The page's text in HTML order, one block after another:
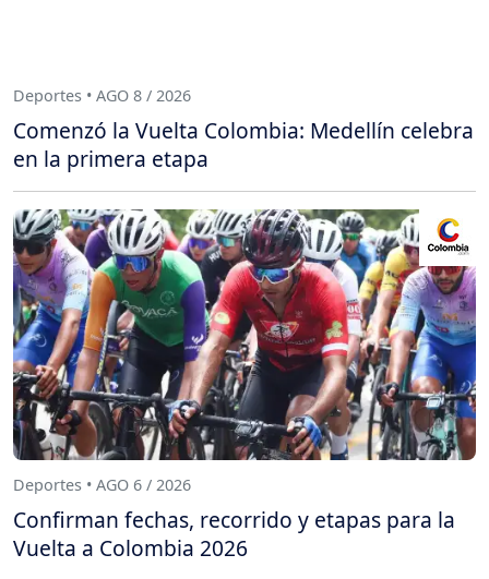
Deportes • AGO 8 / 2026
Comenzó la Vuelta Colombia: Medellín celebra
en la primera etapa
Deportes • AGO 6 / 2026
Confirman fechas, recorrido y etapas para la
Vuelta a Colombia 2026